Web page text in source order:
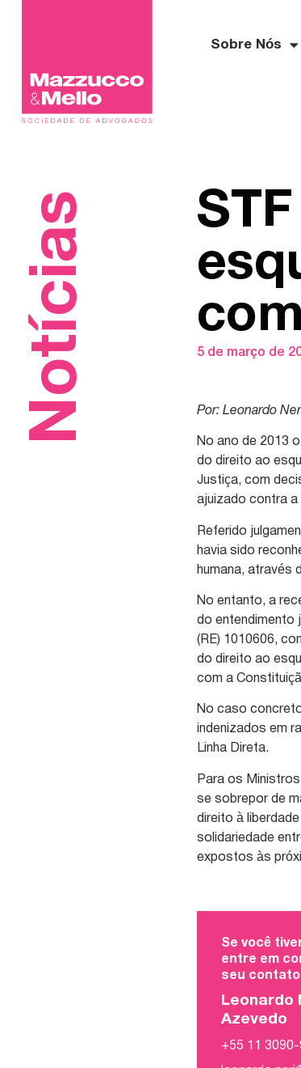
Sobre Nós
Notícias 5 de março de
Por: Leonardo
No ano de 2013
do direito ao
Justiça, com
ajuizado contra a
Referido
havia sido
humana, através
No entanto, a
do entendimento
(RE) 1010606,
do direito ao
com a
No caso
indenizados em
Linha Direta.
Para os
se sobrepor de
direito à
solidariedade
expostos às
Se você
entre em
seu
Leonardo
Azevedo
+55 11 3090-